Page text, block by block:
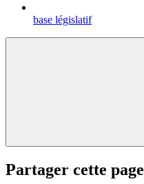
base législatif
Partager cette page